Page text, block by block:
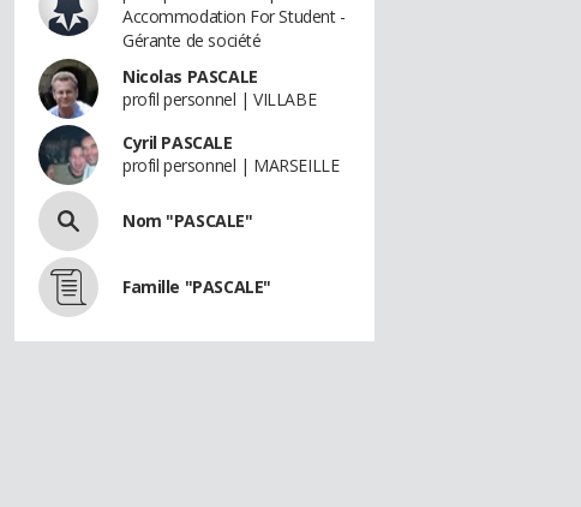
Accommodation For Student -
Gérante de société
Nicolas PASCALE
profil personnel | VILLABE
Cyril PASCALE
profil personnel | MARSEILLE
Nom "PASCALE"
Famille "PASCALE"